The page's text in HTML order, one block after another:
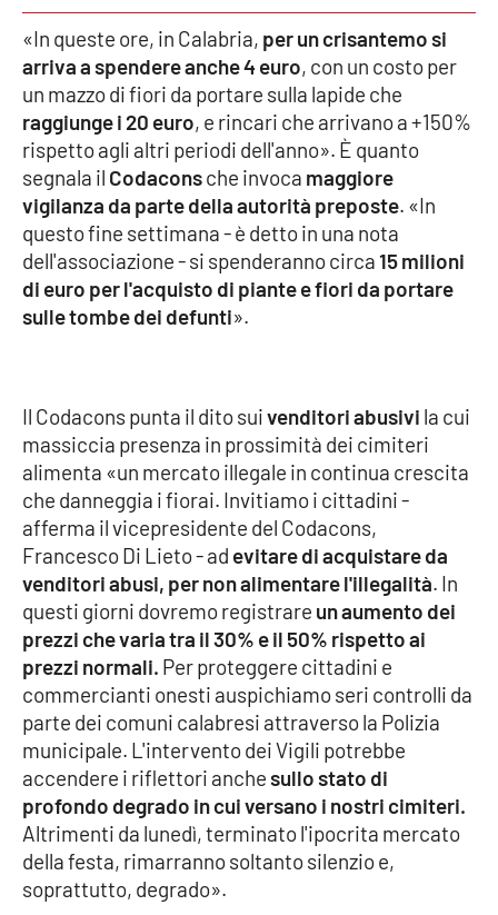
Meteo
Editoriali
VIDEO
Ambiente
Cronaca
Cultura
Politica
Sanità
Società
Sport
RUBRICHE
Good Morning Vietnam
Parchi Marini Calabria
Leggendo Alvaro insieme
Imprese Di Calabria
«In queste ore, in Calabria, per un crisantemo si
arriva a spendere anche 4 euro, con un costo per
un mazzo di fiori da portare sulla lapide che
raggiunge i 20 euro, e rincari che arrivano a +150%
rispetto agli altri periodi dell'anno». È quanto
segnala il Codaconsche invoca maggiore
vigilanza da parte della autorità preposte. «In
questo fine settimana - è detto in una nota
dell'associazione - si spenderanno circa15 milioni
di euro per l'acquisto di piante e fiori da portare
sulle tombe dei defunti».
Il Codacons punta il dito suivenditori abusivi la cui
massiccia presenza in prossimità dei cimiteri
alimenta «un mercato illegale in continua crescita
che danneggia i fiorai. Invitiamo i cittadini -
afferma il vicepresidente del Codacons,
Francesco Di Lieto - ad evitare di acquistare da
venditori abusi, per non alimentare l'illegalità. In
questi giorni dovremo registrare un aumento dei
prezzi che varia tra il 30% e il 50% rispetto ai
prezzi normali. Per proteggere cittadini e
commercianti onesti auspichiamo seri controlli da
parte dei comuni calabresi attraverso la Polizia
municipale. L'intervento dei Vigili potrebbe
accendere i riflettori anchesullo stato di
profondo degrado in cui versano i nostri cimiteri.
Altrimenti da lunedì, terminato l'ipocrita mercato
della festa, rimarranno soltanto silenzio e,
soprattutto, degrado».